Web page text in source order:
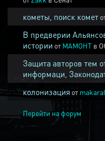
кометы, поиск комет
В предверии
истории от MAMOHT в
Защита авторов тем
информаци,
колонизация от
Перейти на форум